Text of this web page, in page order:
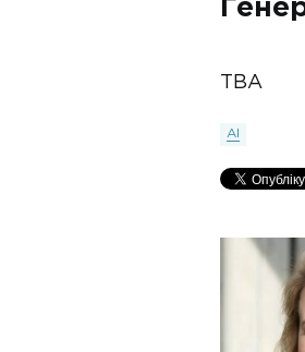
TBA
AI